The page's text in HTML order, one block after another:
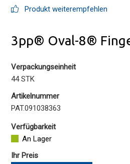
Produkt weiterempfehlen
3pp® Oval-8®
Verpackungseinheit
44 STK
Artikelnummer
PAT.091038363
Verfügbarkeit
An Lager
Ihr Preis